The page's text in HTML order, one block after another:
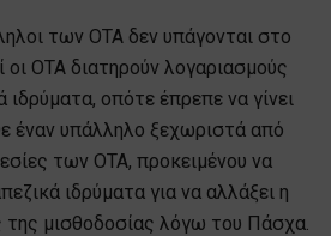
των ΟΤΑ δεν υπάγονται στο
οι ΟΤΑ διατηρούν λογαριασμούς
οπότε έπρεπε να γίνει
έναν υπάλληλο ξεχωριστά από
των ΟΤΑ, προκειμένου να
ιδρύματα για να αλλάξει η
της μισθοδοσίας λόγω του Πάσχα.